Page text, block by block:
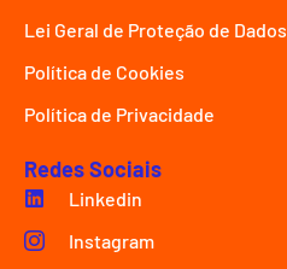
Lei Geral de Proteção de Dados
Política de Cookies
Política de Privacidade
Redes Sociais
Linkedin
Instagram